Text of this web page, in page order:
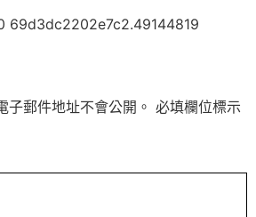
69d3dc2202e7c2.49144819
子郵件地址不會公開。 必填欄位標示